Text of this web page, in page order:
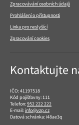
Zpracovávání osobních údajů
Prohlášení o přístupnosti
Linka pro neslyšící
Zpracování cookies
Kontaktujte
IČO: 41197518
Kód pojišťovny: 111
Telefon:952 222 222
E-mail:info@vzp.cz
Datová schránka: i48ae3q